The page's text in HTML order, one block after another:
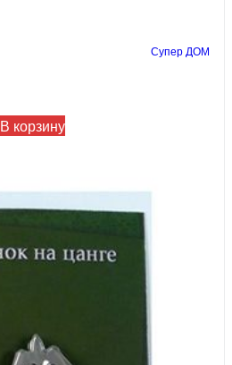
Супер ДОМ
В корзину